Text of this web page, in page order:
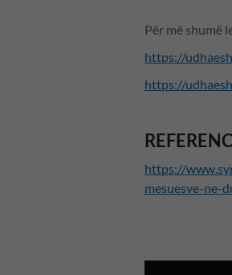
Për më shumë
https://
https://
https://
mesuesve-ne-